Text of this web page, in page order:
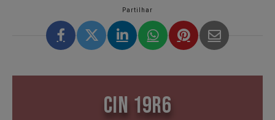
Partilhar
CIN 19R6